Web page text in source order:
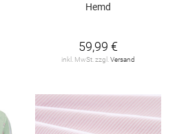
Hemd
59,99 €
inkl. MwSt. zzgl. Versand